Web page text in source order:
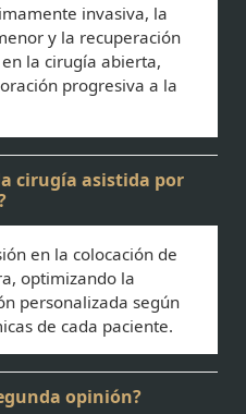
invasiva, la
y la recuperación
la cirugía abierta,
progresiva a la
cirugía asistida por
en la colocación de
optimizando la
personalizada según
de cada paciente.
opinión?